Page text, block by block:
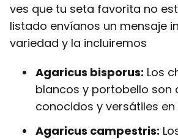
ves que tu seta favorita no
listado envíanos un mensaje
variedad y la incluiremos
Agaricus bisporus: Los
blancos y portobello son
conocidos y versátiles
Agaricus campestris: